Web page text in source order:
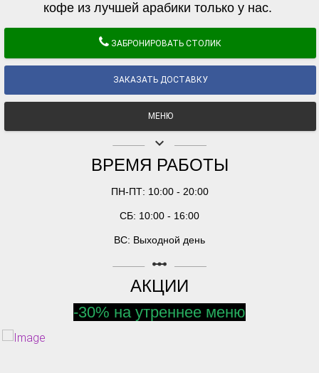
кофе из лучшей арабики только у нас.
ЗАБРОНИРОВАТЬ СТОЛИК
ЗАКАЗАТЬ ДОСТАВКУ
МЕНЮ
keyboard_arrow_down
ВРЕМЯ РАБОТЫ
ПН-ПТ: 10:00 - 20:00
СБ: 10:00 - 16:00
ВС: Выходной день
linear_scale
АКЦИИ
-30% на утреннее меню